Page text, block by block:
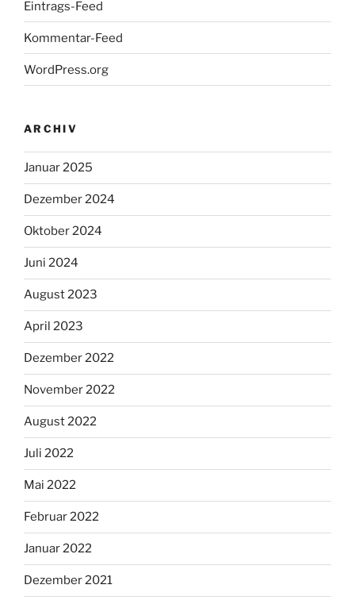
Eintrags-Feed
Kommentar-Feed
WordPress.org
ARCHIV
Januar 2025
Dezember 2024
Oktober 2024
Juni 2024
August 2023
April 2023
Dezember 2022
November 2022
August 2022
Juli 2022
Mai 2022
Februar 2022
Januar 2022
Dezember 2021